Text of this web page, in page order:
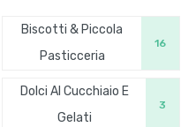
Biscotti & Piccola
Pasticceria
16
Dolci Al Cucchiaio E
Gelati
3